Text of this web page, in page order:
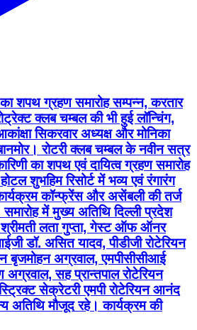
शपथ ग्रहण समारोह सम्पन्न, करतार
क्लब चम्बल की भी हुई लॉन्चिंग,
सिकरवार अध्यक्ष और मोनिका
रोटरी क्लब चम्बल के नवीन सत्र
का शपथ एवं दायित्व ग्रहण समारोह
शुभहिम रिसोर्ट में भव्य एवं रंगारंग
कॉन्फ्रेंस और असेंबली की तर्ज
में मुख्य अतिथि दिल्ली प्रदेश
श्रीमती लता गुप्ता, गेस्ट ऑफ ऑनर
डॉ. असित यादव, पीडीजी रोटेरियन
बृजमोहन अग्रवाल, एमपीसीसीआई
अग्रवाल, सह प्रान्तपाल रोटेरियन
सेक्रेटरी एमपी रोटेरियन आनंद
अतिथि मौजूद रहे। कार्यक्रम की